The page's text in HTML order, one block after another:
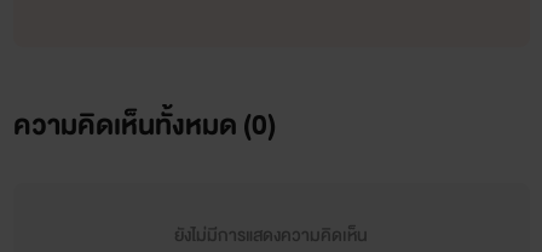
ความคิดเห็นทั้งหมด (0)
ยังไม่มีการแสดงความคิดเห็น